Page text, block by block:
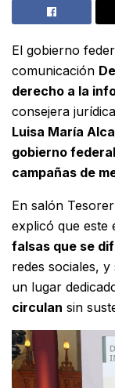
El gobierno
comunicación D
derecho a la
consejera
Luisa María
gobierno federal
campañas de
En salón
explicó que este
falsas que se
redes sociales, y
un lugar
circulan sin